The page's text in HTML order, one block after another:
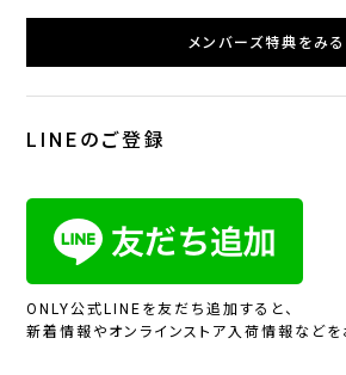
メンバーズ特典をみる
LINEのご登録
ONLY公式LINEを友だち追加すると、
新着情報やオンラインストア入荷情報などを